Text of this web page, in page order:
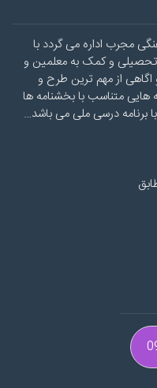
مجرب اداره می گردد با
و کمک به معلمین و
اگاهی از مهم ترین طرح و
هایی متناسب با بخشنامه ها
درسی ملی می باشد…